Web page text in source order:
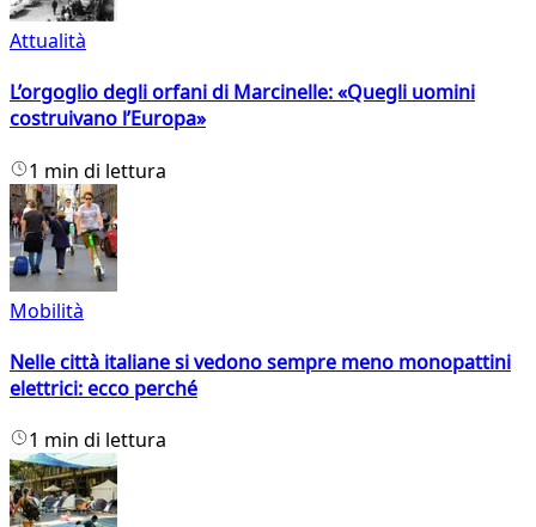
Attualità
L’orgoglio degli orfani di Marcinelle: «Quegli uomini
costruivano l’Europa»
1 min di lettura
Mobilità
Nelle città italiane si vedono sempre meno monopattini
elettrici: ecco perché
1 min di lettura